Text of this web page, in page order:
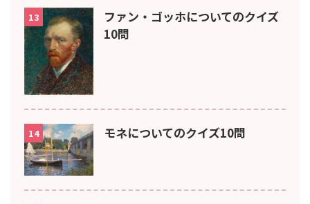
13
ファン・ゴッホについてのクイズ
10問
14 モネについてのクイズ10問